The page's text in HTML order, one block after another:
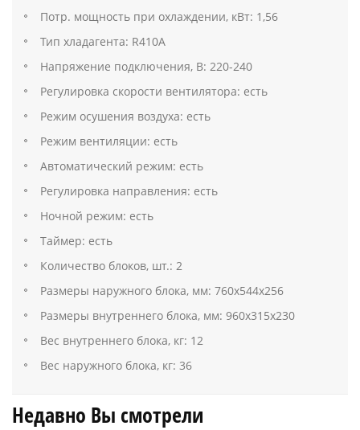
Потр. мощность при охлаждении, кВт: 1,56
Тип хладагента: R410A
Напряжение подключения, В: 220-240
Регулировка скорости вентилятора: есть
Режим осушения воздуха: есть
Режим вентиляции: есть
Автоматический режим: есть
Регулировка направления: есть
Ночной режим: есть
Таймер: есть
Количество блоков, шт.: 2
Размеры наружного блока, мм: 760х544х256
Размеры внутреннего блока, мм: 960х315х230
Вес внутреннего блока, кг: 12
Вес наружного блока, кг: 36
Недавно Вы смотрели